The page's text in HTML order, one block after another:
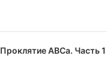
Проклятие АВСа. Часть 1